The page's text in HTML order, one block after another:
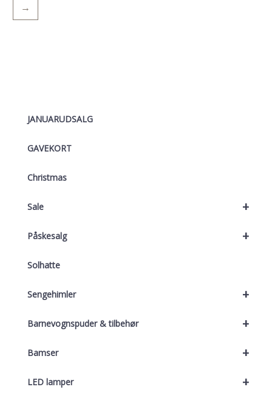
JANUARUDSALG
GAVEKORT
Christmas
+
Sale
+
Påskesalg
Solhatte
+
Sengehimler
+
Barnevognspuder & tilbehør
+
Bamser
+
LED lamper
→